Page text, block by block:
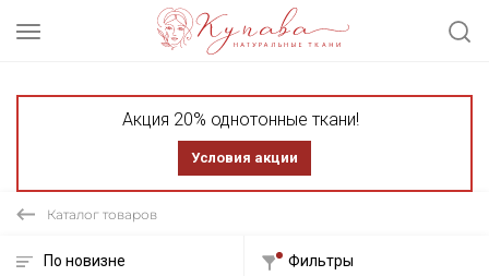
Акция 20% однотонные ткани!
Условия акции
Каталог товаров
По новизне Фильтры